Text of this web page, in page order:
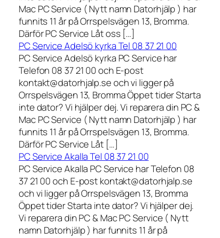
Mac PC Service ( Nytt namn Datorhjälp ) har
funnits 11 år på Orrspelsvägen 13, Bromma.
Därför PC Service Låt oss […]
PC Service Adelsö kyrka Tel 08 37 21 00
PC Service Adelsö kyrka PC Service har
Telefon 08 37 21 00 och E-post
kontakt@datorhjalp.se och vi ligger på
Orrspelsvägen 13, Bromma Öppet tider Starta
inte dator? Vi hjälper dej. Vi reparera din PC &
Mac PC Service ( Nytt namn Datorhjälp ) har
funnits 11 år på Orrspelsvägen 13, Bromma.
Därför PC Service Låt […]
PC Service Akalla Tel 08 37 21 00
PC Service Akalla PC Service har Telefon 08
37 21 00 och E-post kontakt@datorhjalp.se
och vi ligger på Orrspelsvägen 13, Bromma
Öppet tider Starta inte dator? Vi hjälper dej.
Vi reparera din PC & Mac PC Service ( Nytt
namn Datorhjälp ) har funnits 11 år på